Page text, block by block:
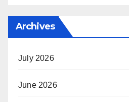
Archives
July 2026
June 2026